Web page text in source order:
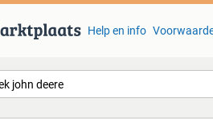
Help en info